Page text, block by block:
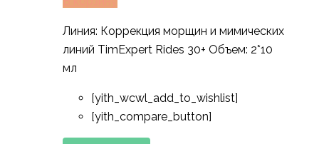
Линия: Коррекция морщин и мимических
линий TimExpert Rides 30+ Объем: 2*10
мл
[yith_wcwl_add_to_wishlist]
[yith_compare_button]